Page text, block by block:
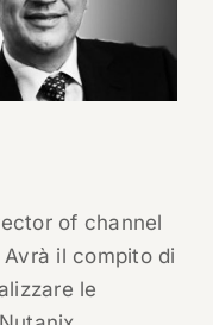
of channel
Avrà il compito di
le